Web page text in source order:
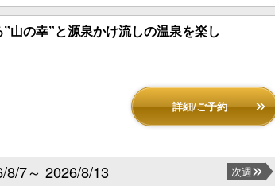
山の幸”と源泉かけ流しの温泉を楽し
詳細/ご予約
8/7～ 2026/8/13
次週